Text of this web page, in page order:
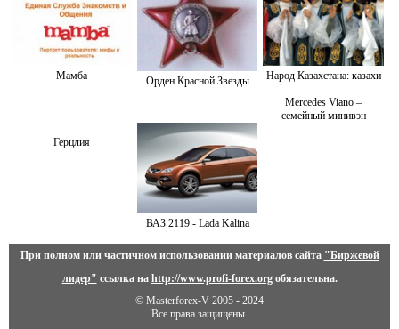
Мамба Орден Красной Звезды Народ Казахстана: казахи
Mercedes Viano –
семейный минивэн
Герцлия
ВАЗ 2119 - Lada Kalina
При полном или частичном использовании материалов сайта "Биржевой
лидер" ссылка на http://www.profi-forex.orgобязательна.
© Masterforex-V 2005 - 2024
Все права защищены.